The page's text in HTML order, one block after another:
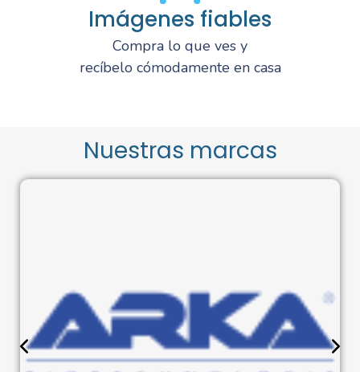
Imágenes fiables
Compra lo que ves y
recíbelo cómodamente en casa
Nuestras marcas